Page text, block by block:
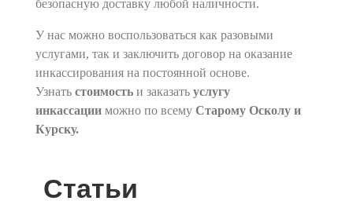
безопасную доставку любой наличности.
У нас можно воспользоваться как разовыми
услугами, так и заключить договор на оказание
инкассирования на постоянной основе.
Узнать стоимость и заказать услугу
инкассации можно по всему Старому Осколу и
Курску.
Статьи